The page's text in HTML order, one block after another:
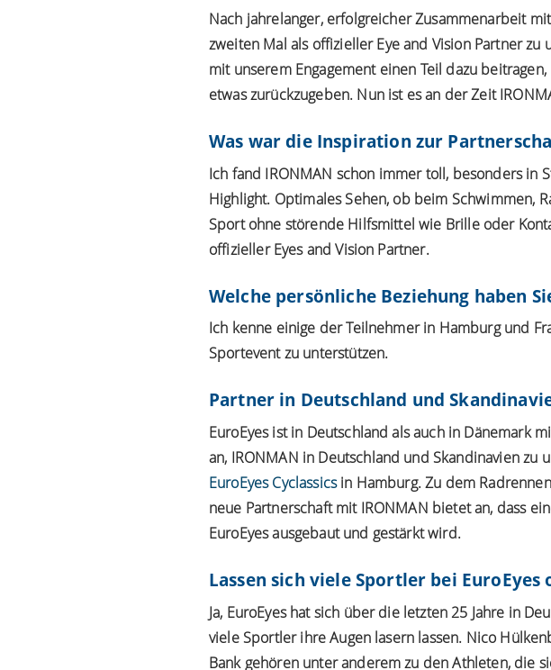
Nach jahrelanger, erfolgreicher Zusammenarbeit
zweiten Mal als offizieller Eye and Vision Partner
mit unserem Engagement einen Teil dazu
etwas zurückzugeben. Nun ist es an der Zeit
Was war die Inspiration zur
Ich fand IRONMAN schon immer toll, besonders in
Highlight. Optimales Sehen, ob beim Schwimmen,
Sport ohne störende Hilfsmittel wie Brille oder
offizieller Eyes and Vision Partner.
Welche persönliche Beziehung haben
Ich kenne einige der Teilnehmer in Hamburg und
Sportevent zu unterstützen.
Partner in Deutschland und
EuroEyes ist in Deutschland als auch in Dänemark
an, IRONMAN in Deutschland und Skandinavien
EuroEyes Cyclassicsin Hamburg. Zu dem
neue Partnerschaft mit IRONMAN bietet an, dass
EuroEyes ausgebaut und gestärkt wird.
Lassen sich viele Sportler bei EuroEyes
Ja, EuroEyes hat sich über die letzten 25 Jahre in
viele Sportler ihre Augen lasern lassen. Nico
Bank gehören unter anderem zu den Athleten, die